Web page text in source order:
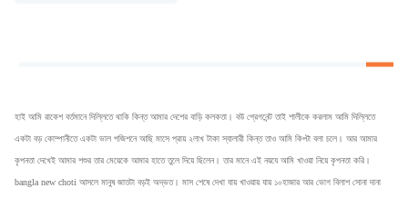
হাই আমি রাকেশ বর্তমানে দিল্লিতে থাকি কিন্ত আমার দেশের বাড়ি কলকতা। বউ প্রেগনেন্ট তাই শালীকে করলাম আমি দিল্লিতে
একটা বড় কোম্পানীতে একটা ভাল পজিশনে আছি মাসে প্রায় ২লাখ টাকা স্যালারী কিন্ত তাও আমি কিপ্টা বলা চলে। আর আমার
কৃপনতা দেখেই আমার শশুর তার মেয়েকে আমার হাতে তুলে দিয়ে ছিলেন। তার মানে এই নয়যে আমি খাওয়া নিয়ে কৃপনতা করি।
bangla new choti আসলে মানুষ জাতটা বড়ই অদ্ভত। মাস শেষে দেখা যায় খাওয়ায় যায় ১০হাজার আর ভোগ বিলাশ সোনা দানা